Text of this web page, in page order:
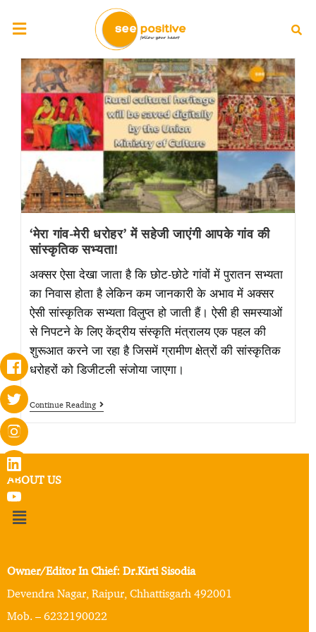
‘मेरा गांव-मेरी धरोहर’ में सहेजी जाएंगी आपके गांव की
सांस्कृतिक सभ्यता!
अक्सर ऐसा देखा जाता है कि छोट-छोटे गांवों में पुरातन सभ्यता
का निवास होता है लेकिन कम जानकारी के अभाव में अक्सर
ऐसी सांस्कृतिक सभ्यता विलुप्त हो जाती हैं। ऐसी ही समस्याओं
से निपटने के लिए केंद्रीय संस्कृति मंत्रालय एक पहल की
शुरूआत करने जा रहा है जिसमें ग्रामीण क्षेत्रों की सांस्कृतिक
धरोहरों को डिजीटली संजोया जाएगा।
Continue Reading
ABOUT US
Owner/Editor In Chief: Dr.Kirti Sisodia
Devendra Nagar, Raipur, Chhattisgarh 492001
Mob. – 6232190022